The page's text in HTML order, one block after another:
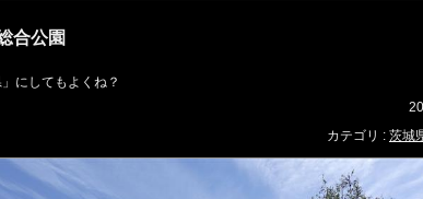
合公園
にしてもよくね？
カテゴリ : 茨城